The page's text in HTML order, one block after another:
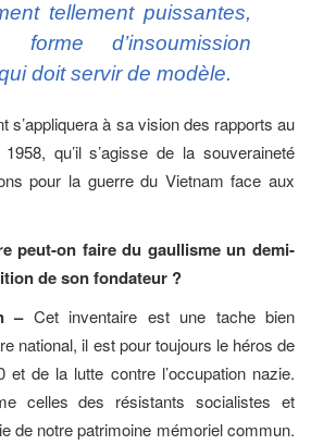
tellement puissantes,
d’insoumission
doit servir de modèle.
s’appliquera à sa vision des rapports au
qu’il s’agisse de la souveraineté
pour la guerre du Vietnam face aux
peut-on faire du gaullisme un demi-
de son fondateur ?
–Cet inventaire est une tache bien
national, il est pour toujours le héros de
et de la lutte contre l’occupation nazie.
celles des résistants socialistes et
de notre patrimoine mémoriel commun.